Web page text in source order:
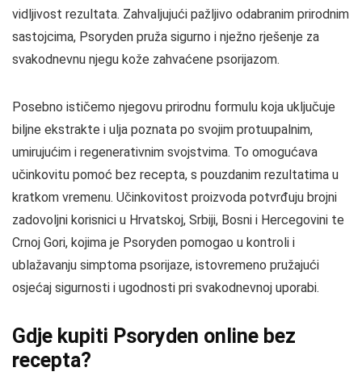
vidljivost rezultata. Zahvaljujući pažljivo odabranim prirodnim
sastojcima, Psoryden pruža sigurno i nježno rješenje za
svakodnevnu njegu kože zahvaćene psorijazom.
Posebno ističemo njegovu prirodnu formulu koja uključuje
biljne ekstrakte i ulja poznata po svojim protuupalnim,
umirujućim i regenerativnim svojstvima. To omogućava
učinkovitu pomoć bez recepta, s pouzdanim rezultatima u
kratkom vremenu. Učinkovitost proizvoda potvrđuju brojni
zadovoljni korisnici u Hrvatskoj, Srbiji, Bosni i Hercegovini te
Crnoj Gori, kojima je Psoryden pomogao u kontroli i
ublažavanju simptoma psorijaze, istovremeno pružajući
osjećaj sigurnosti i ugodnosti pri svakodnevnoj uporabi.
Gdje kupiti Psoryden online bez
recepta?